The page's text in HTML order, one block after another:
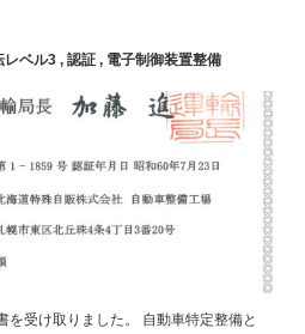
レベル3, 認証, 電子制御装置整備
受け取りました。 自動車特定整備と